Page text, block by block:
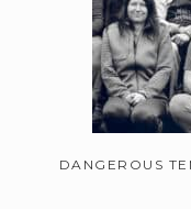
DANGEROUS